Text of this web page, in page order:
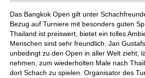
individueller als je zuvor.
Das Bangkok Open gilt unter
Bezug auf Turniere mit besonders guten
Thailand ist preiswert, bietet ein tolles
Menschen sind sehr freundlich. Jan
unbedingt zu den Open in aller Welt zieht,
nehmen, zum wiederholten Male nach
dort Schach zu spielen. Organisator des